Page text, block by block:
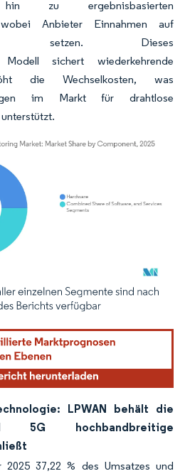
hin zu ergebnisbasierten
wobei Anbieter Einnahmen auf
setzen. Dieses
Modell sichert wiederkehrende
die Wechselkosten, was
im Markt für drahtlose
erfordert Namensnennung
LPWAN behält die
5G hochbandbreitige
37,22 % des Umsatzes und